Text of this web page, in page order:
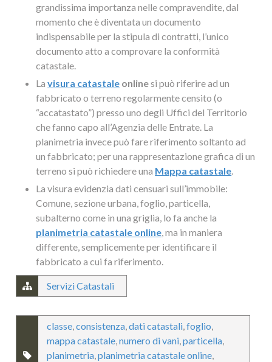
grandissima importanza nelle compravendite, dal
momento che è diventata un documento
indispensabile per la stipula di contratti, l’unico
documento atto a comprovare la conformità
catastale.
Lavisura catastale onlinesi può riferire ad un
fabbricato o terreno regolarmente censito (o
“accatastato”) presso uno degli Uffici del Territorio
che fanno capo all’Agenzia delle Entrate. La
planimetria invece può fare riferimento soltanto ad
un fabbricato; per una rappresentazione grafica di un
terreno si può richiedere una Mappa catastale.
La visura evidenzia dati censuari sull’immobile:
Comune, sezione urbana, foglio, particella,
subalterno come in una griglia, lo fa anche la
planimetria catastale online, ma in maniera
differente, semplicemente per identificare il
fabbricato a cui fa riferimento.
Servizi Catastali
classe,consistenza,dati catastali,foglio,
mappa catastale,numero di vani,particella,
planimetria,planimetria catastale online,